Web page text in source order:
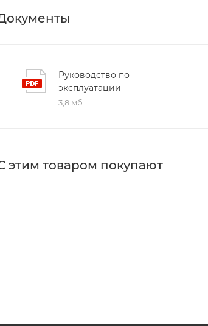
Руководство по
эксплуатации
3,8 мб
этим товаром покупают